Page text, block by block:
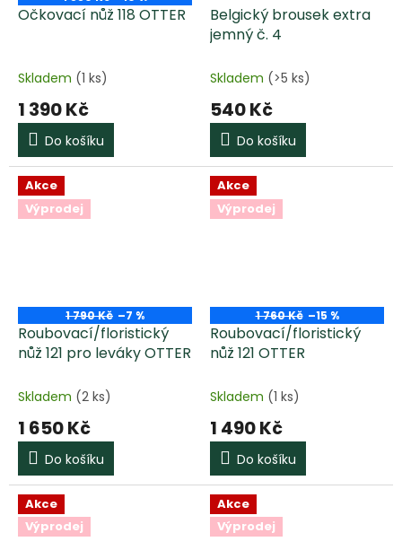
Očkovací nůž 118 OTTER
Skladem (1 ks)
1 390 Kč
Do košíku
Belgický brousek extra
jemný č. 4
Skladem (>5 ks)
540 Kč
Do košíku
Akce
Výprodej
1 790 Kč –7 %
Roubovací/floristický
nůž 121 pro leváky OTTER
Skladem (2 ks)
1 650 Kč
Do košíku
Akce
Výprodej
1 760 Kč –15 %
Roubovací/floristický
nůž 121 OTTER
Skladem (1 ks)
1 490 Kč
Do košíku
Akce
Výprodej
Akce
Výprodej